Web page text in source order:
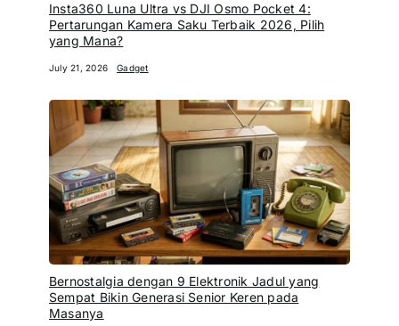
Insta360 Luna Ultra vs DJI Osmo Pocket 4:
Pertarungan Kamera Saku Terbaik 2026, Pilih
yang Mana?
July 21, 2026 Gadget
Bernostalgia dengan 9 Elektronik Jadul yang
Sempat Bikin Generasi Senior Keren pada
Masanya